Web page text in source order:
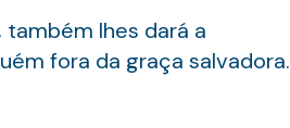
também lhes dará a
fora da graça salvadora.